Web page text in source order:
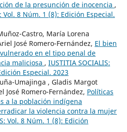
de la presunción de inocencia ,
Vol. 8 Núm. 1 (8): Edición Especial.
Castro, María Lorena
José Romero-Fernández, El bien
en el tipo penal de
maliciosa , IUSTITIA SOCIALIS:
Especial. 2023
Umajinga , Gladis Margot
José Romero-Fernández, Políticas
a la población indígena
la violencia contra la mujer
Vol. 8 Núm. 1 (8): Edición